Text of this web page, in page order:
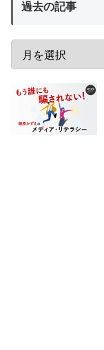
過去の記事